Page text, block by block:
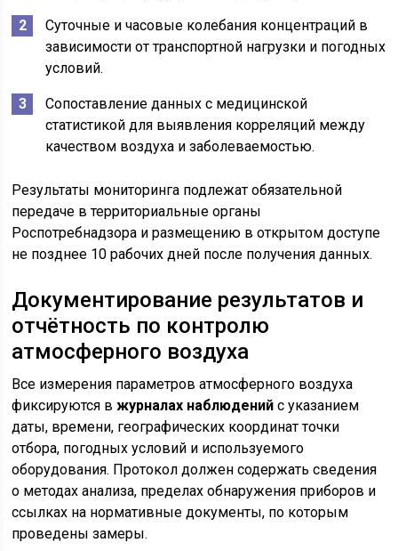
Суточные и часовые колебания концентраций в
зависимости от транспортной нагрузки и погодных
условий.
Сопоставление данных с медицинской
статистикой для выявления корреляций между
качеством воздуха и заболеваемостью.
Результаты мониторинга подлежат обязательной
передаче в территориальные органы
Роспотребнадзора и размещению в открытом доступе
не позднее 10 рабочих дней после получения данных.
Документирование результатов и
отчётность по контролю
атмосферного воздуха
Все измерения параметров атмосферного воздуха
фиксируются вжурналах наблюдений с указанием
даты, времени, географических координат точки
отбора, погодных условий и используемого
оборудования. Протокол должен содержать сведения
о методах анализа, пределах обнаружения приборов и
ссылках на нормативные документы, по которым
проведены замеры.